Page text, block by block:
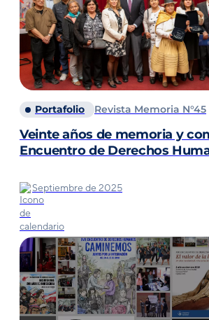
Portafolio Revista Memoria N°45
Veinte años de memoria y
Encuentro de Derechos
Septiembre de 2025